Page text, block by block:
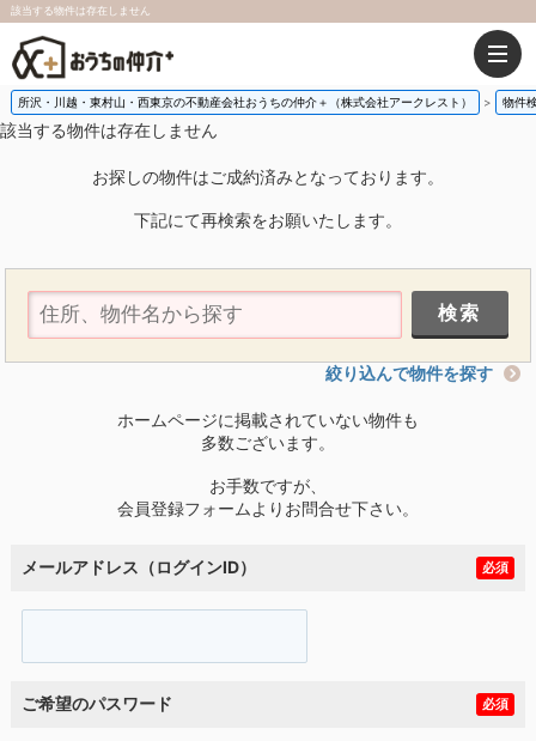
該当する物件は存在しません
所沢・川越・東村山・西東京の不動産会社おうちの仲介＋（株式会社アークレスト） 物件
該当する物件は存在しません
お探しの物件はご成約済みとなっております。
下記にて再検索をお願いたします。
絞り込んで物件を探す
ホームページに掲載されていない物件も
多数ございます。
お手数ですが、
会員登録フォームよりお問合せ下さい。
メールアドレス（ログインID） 必須
ご希望のパスワード 必須